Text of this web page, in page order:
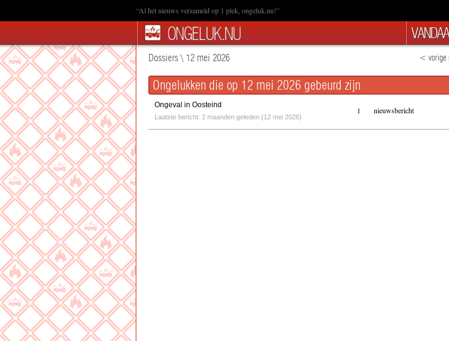
“Al het nieuws verzameld op 1 plek, ongeluk.nu!”
Dossiers\ 12 mei 2026 < vorige
Ongelukken die op 12 mei 2026 gebeurd zijn
Ongeval in Oosteind
Laatste bericht: 2 maanden geleden (12 mei 2026)
1 nieuwsbericht